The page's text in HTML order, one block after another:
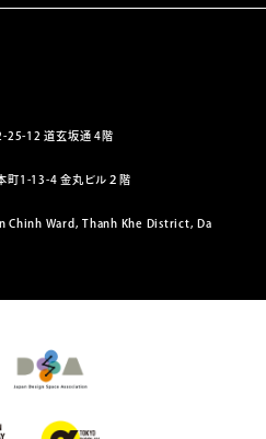
25-12 道玄坂通 4階
町1-13-4 金丸ビル２階
Chinh Ward, Thanh Khe District, Da